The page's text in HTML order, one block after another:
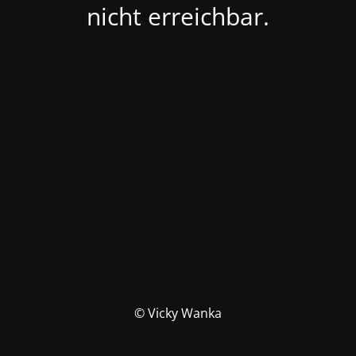
nicht erreichbar.
© Vicky Wanka